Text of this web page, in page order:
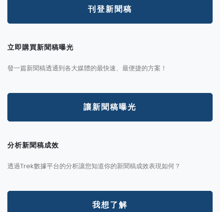
刊登新聞稿
立即購買新聞稿曝光
發一篇新聞稿透通到各大媒體的最快速、最便捷的方案！
讓新聞稿曝光
分析新聞稿成效
透過Trek數據平台的分析讓您知道你的新聞稿成效表現如何？
我想了解